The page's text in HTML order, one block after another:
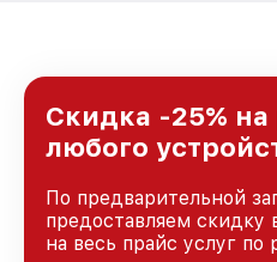
Скидка -25%
любого
По предварительной
предоставляем скидку
на весь прайс услуг по